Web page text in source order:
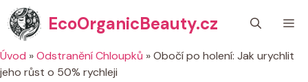
Přeskočit
na
obsah
EcoOrganicBeauty.cz
Úvod »Odstranění Chloupků »Obočí po holení: Jak urychlit
jeho růst o 50% rychleji